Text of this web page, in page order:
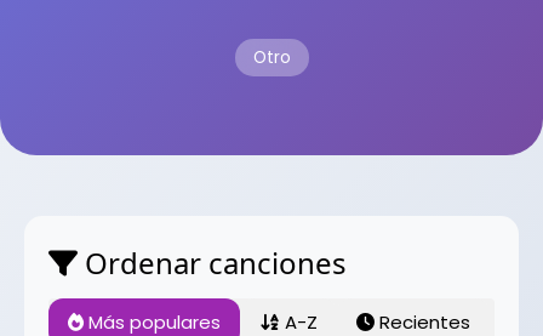
Otro
Ordenar canciones
Más populares A-Z Recientes